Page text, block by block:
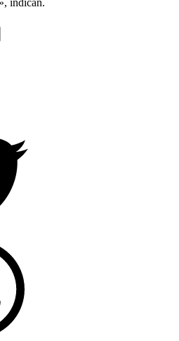
indican.